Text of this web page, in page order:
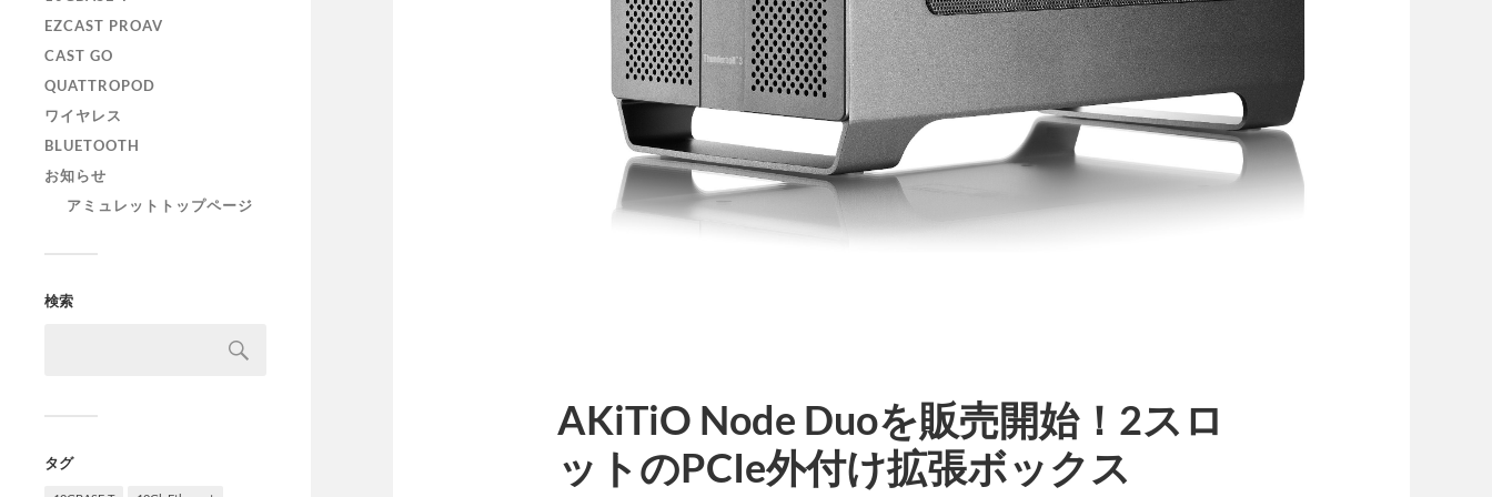
EZCAST PROAV
CAST GO
QUATTROPOD
ワイヤレス
BLUETOOTH
お知らせ
アミュレットトップページ
検索
タグ
AKiTiO Node Duoを販売開始！2スロ
ットのPCIe外付け拡張ボックス